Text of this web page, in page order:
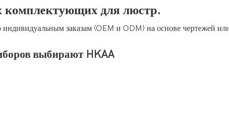
для люстр.
заказам (OEM и ODM) на основе чертежей
выбирают HKAA